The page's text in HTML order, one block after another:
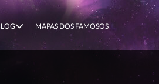
MAPAS DOS FAMOSOS